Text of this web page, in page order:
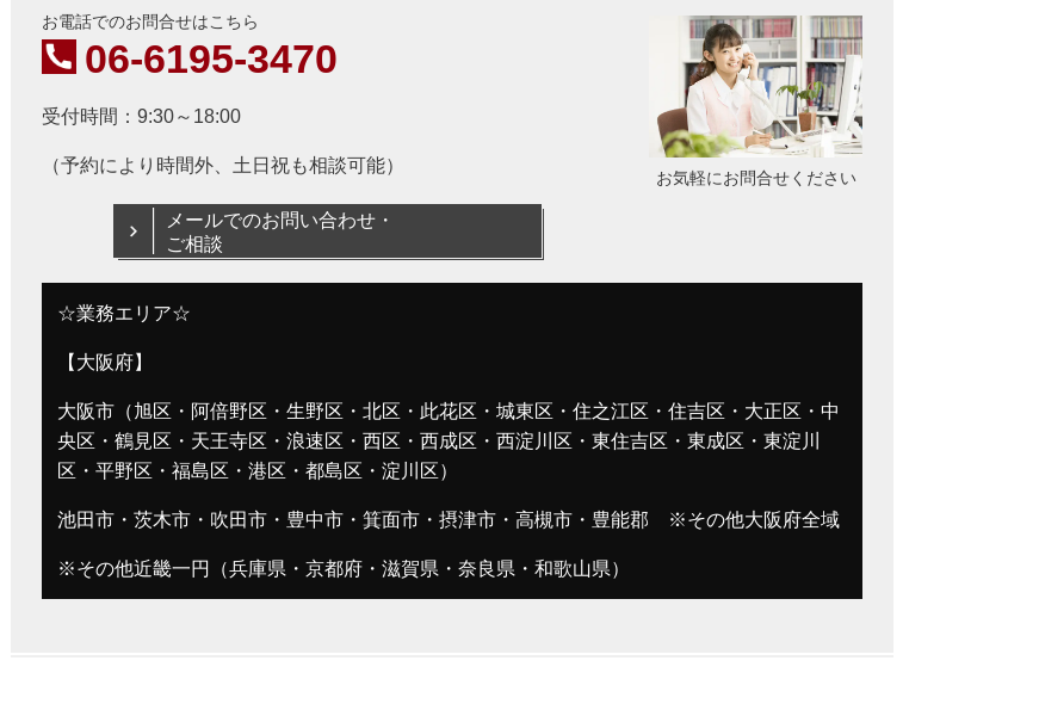
お気軽にお問合せください
お電話でのお問合せはこちら
06-6195-3470
受付時間：9:30～18:00
（予約により時間外、土日祝も相談可能）
メールでのお問い合わせ・
ご相談
☆業務エリア☆
【大阪府】
大阪市（旭区・阿倍野区・生野区・北区・此花区・城東区・住之江区・住吉区・大正区・中
央区・鶴見区・天王寺区・浪速区・西区・西成区・西淀川区・東住吉区・東成区・東淀川
区・平野区・福島区・港区・都島区・淀川区）
池田市・茨木市・吹田市・豊中市・箕面市・摂津市・高槻市・豊能郡 ※その他大阪府全域
※その他近畿一円（兵庫県・京都府・滋賀県・奈良県・和歌山県）